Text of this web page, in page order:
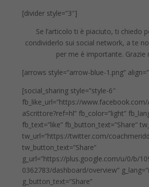
[divider style=”3″]
Se l’articolo ti è piaciuto, ti chiedo
condividerlo sui social network, a te
per me è importante. Grazie
[arrows style=”arrow-blue-1.png”
[social_sharing style=”style-6″
fb_like_url=”https://
aScrittore?ref=hl” fb_color=”light”
fb_text=”like” fb_button_text=”Share”
tw_url=”https://twitter.com/
tw_button_text=”Share”
g_url=”https://plus.google.com/u/0/b/
0362783/dashboard/overview”
g_button_text=”Share”